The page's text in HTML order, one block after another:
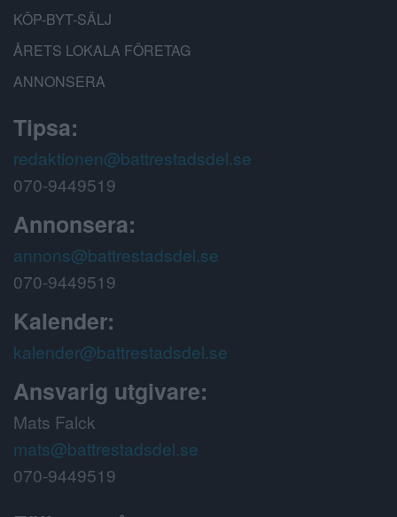
KÖP-BYT-SÄLJ
ÅRETS LOKALA FÖRETAG
ANNONSERA
Tipsa:
redaktionen@battrestadsdel.se
070-9449519
Annonsera:
annons@battrestadsdel.se
070-9449519
Kalender:
kalender@battrestadsdel.se
Ansvarig utgivare:
Mats Falck
mats@battrestadsdel.se
070-9449519